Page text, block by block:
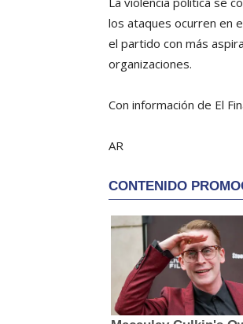
los ataques ocurren en
el partido con más
organizaciones.
Con información de El
AR